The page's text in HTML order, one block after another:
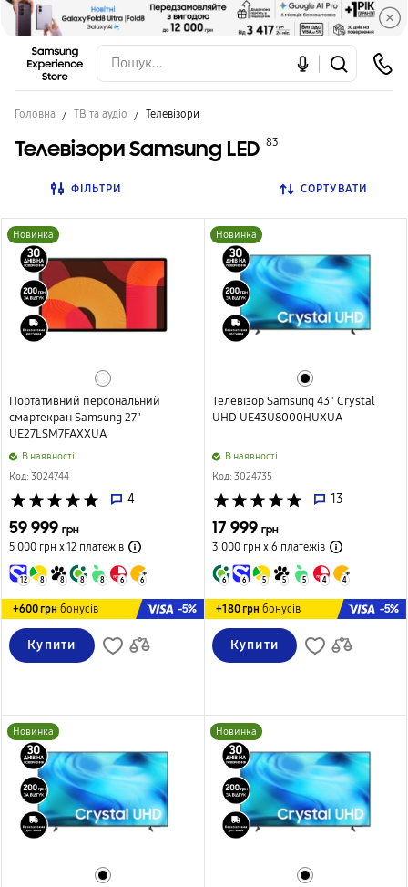
Головна ТВ та аудіо Телевізори
Телевізори Samsung LED 83
ФІЛЬТРИ СОРТУВАТИ
Новинка
Портативний персональний
смартекран Samsung 27"
UE27LSM7FAXXUA
B наявності
Код: 3024744
star star star star star 4
59 999 грн
5 000 грн х 12 платежів
12 8 8 8 8 6 6
+600 грн бонусів -5%
Купити
Новинка
Телевізор Samsung 43" Crystal
UHD UE43U8000HUXUA
B наявності
Код: 3024735
star star star star star 13
17 999 грн
3 000 грн х 6 платежів
6 6 5 5 5 4 4
+180 грн бонусів -5%
Купити
Новинка Новинка